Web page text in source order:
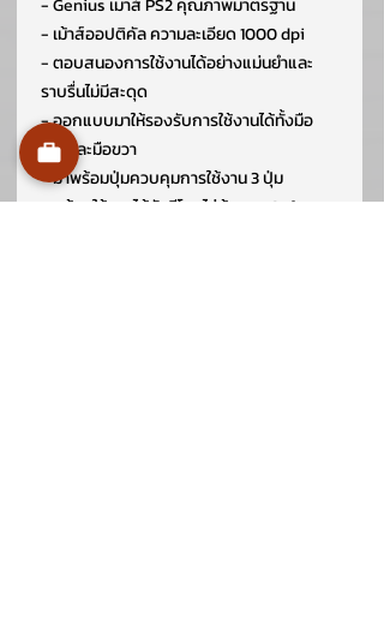
- Genius เมาส์ PS2 คุณภาพมาตรฐาน
- เม้าส์ออปติคัล ความละเอียด 1000 dpi
- ตอบสนองการใช้งานได้อย่างแม่นยำและ
ราบรื่นไม่มีสะดุด
- ออกแบบมาให้รองรับการใช้งานได้ทั้งมือ
ซ้ายและมือขวา
- มาพร้อมปุ่มควบคุมการใช้งาน 3 ปุ่ม
- พร้อมใช้งานได้ทันทีโดยไม่ต้องลง Software